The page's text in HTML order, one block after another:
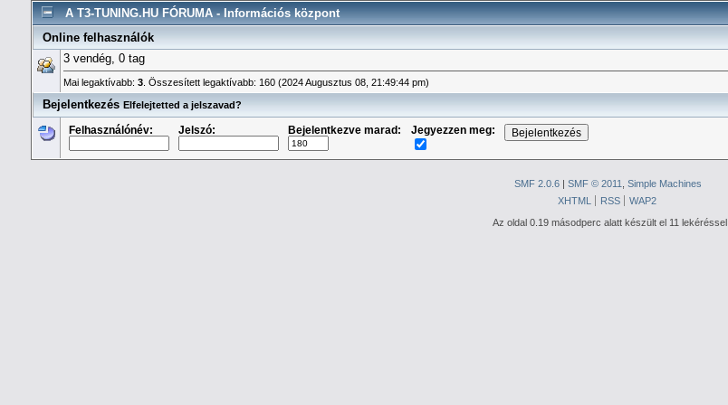
A T3-TUNING.HU FÓRUMA - Információs központ
Online felhasználók
3 vendég, 0 tag
Mai legaktívabb:3 . Összesített legaktívabb: 160 (2024 Augusztus 08, 21:49:44 pm)
Bejelentkezés Elfelejtetted a jelszavad?
Felhasználónév: Jelszó: Bejelentkezve marad: Jegyezzen meg:
SMF 2.0.6 |SMF © 2011 ,Simple Machines
XHTML
RSS
WAP2
Az oldal 0.19 másodperc alatt készült el 11 lekéréssel.